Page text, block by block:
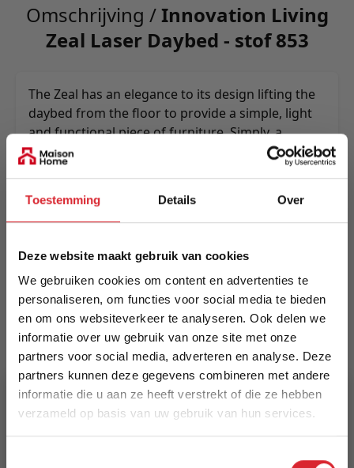
Toestemming Details Over
Deze website maakt gebruik van cookies
We gebruiken cookies om content en advertenties te
personaliseren, om functies voor social media te bieden
en om ons websiteverkeer te analyseren. Ook delen we
informatie over uw gebruik van onze site met onze
partners voor social media, adverteren en analyse. Deze
partners kunnen deze gegevens combineren met andere
informatie die u aan ze heeft verstrekt of die ze hebben
verzameld op basis van uw gebruik van hun services.
Omschrijving /Innovation Living
Zeal Laser Daybed - stof 853
The Zeal has an elegance to its design lifting the
daybed from the floor to provide a simple, light
and functional piece of furniture. Simply, a
daybed in the daytime for sitting, napping or
relaxing.
Meer informatie
Innovation Living
EAN
5700110946582
Prijs
€ 1.055,00